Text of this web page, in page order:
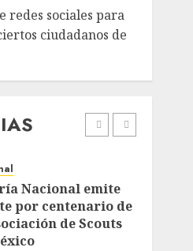
redes sociales para
ciudadanos de
y Canadá
7, 2026
de Wall Street
7, 2026
Nacional emite
por centenario de
de Scouts